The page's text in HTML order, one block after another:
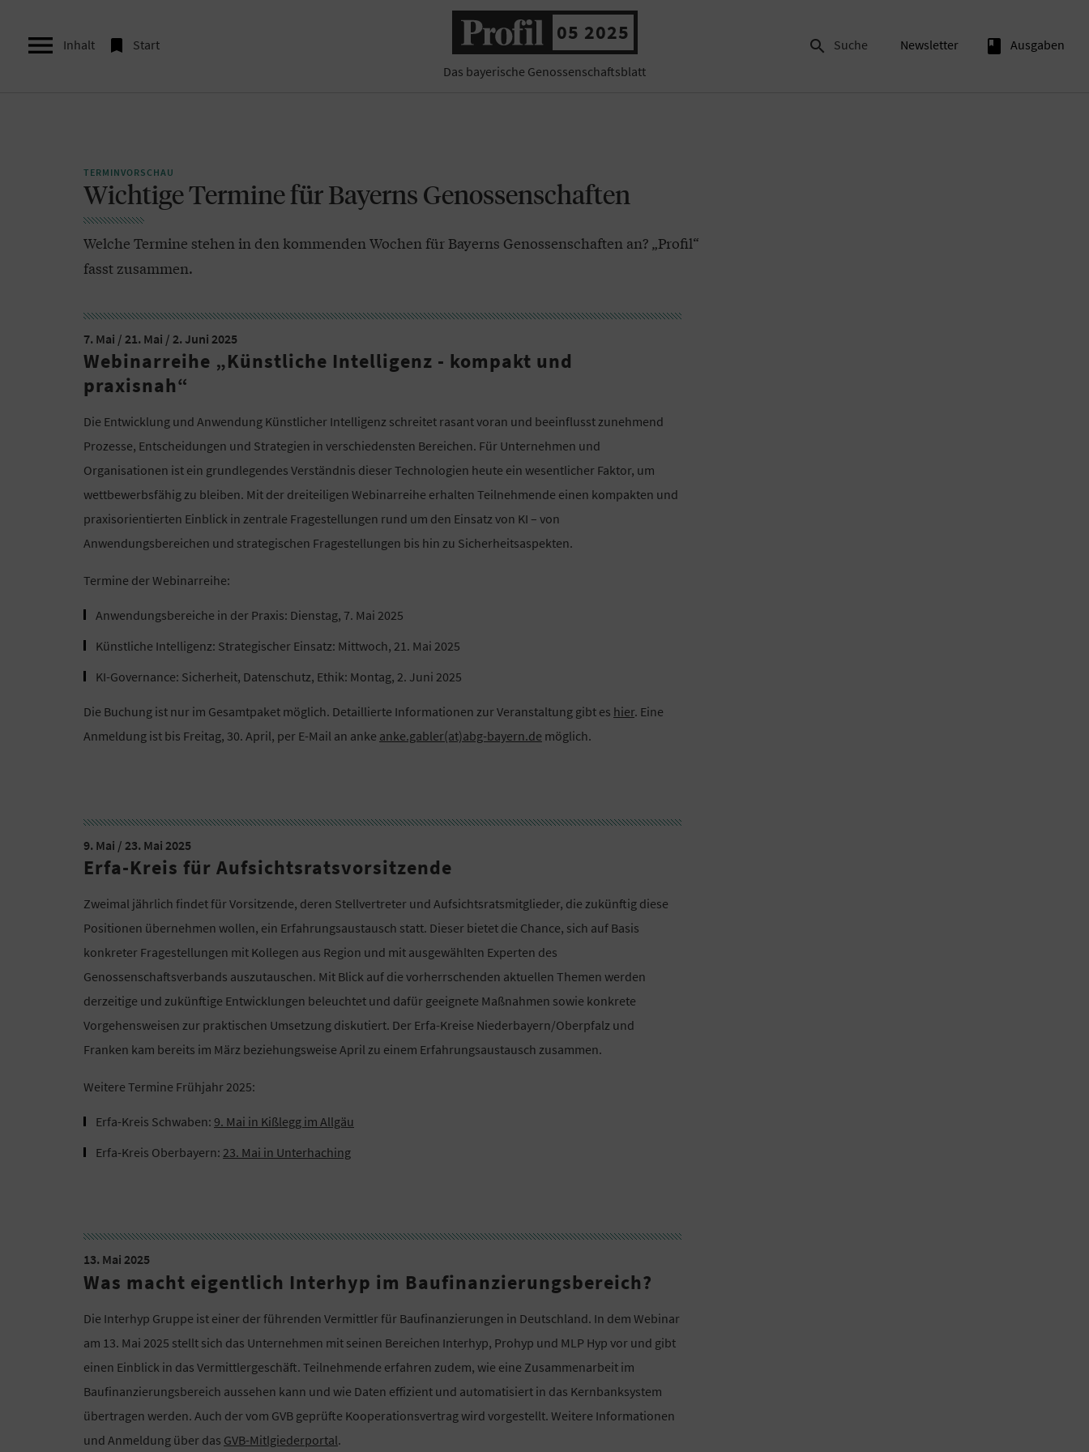
 Inhalt  Start
05 2025
Das bayerische Genossenschaftsblatt
 Suche Newsletter book Ausgaben
TERMINVORSCHAU
Wichtige Termine für Bayerns Genossenschaften
Welche Termine stehen in den kommenden Wochen für Bayerns Genossenschaften an? „Profil“
fasst zusammen.
7. Mai / 21. Mai / 2. Juni 2025
Webinarreihe „Künstliche Intelligenz - kompakt und
praxisnah“
Die Entwicklung und Anwendung Künstlicher Intelligenz schreitet rasant voran und beeinflusst zunehmend
Prozesse, Entscheidungen und Strategien in verschiedensten Bereichen. Für Unternehmen und
Organisationen ist ein grundlegendes Verständnis dieser Technologien heute ein wesentlicher Faktor, um
wettbewerbsfähig zu bleiben. Mit der dreiteiligen Webinarreihe erhalten Teilnehmende einen kompakten und
praxisorientierten Einblick in zentrale Fragestellungen rund um den Einsatz von KI – von
Anwendungsbereichen und strategischen Fragestellungen bis hin zu Sicherheitsaspekten.
Termine der Webinarreihe:
Anwendungsbereiche in der Praxis: Dienstag, 7. Mai 2025
Künstliche Intelligenz: Strategischer Einsatz: Mittwoch, 21. Mai 2025
KI-Governance: Sicherheit, Datenschutz, Ethik: Montag, 2. Juni 2025
Die Buchung ist nur im Gesamtpaket möglich. Detaillierte Informationen zur Veranstaltung gibt es hier. Eine
Anmeldung ist bis Freitag, 30. April, per E-Mail an anke anke.gabler(at)abg-bayern.de möglich.
9. Mai / 23. Mai 2025
Erfa-Kreis für Aufsichtsratsvorsitzende
Zweimal jährlich findet für Vorsitzende, deren Stellvertreter und Aufsichtsratsmitglieder, die zukünftig diese
Positionen übernehmen wollen, ein Erfahrungsaustausch statt. Dieser bietet die Chance, sich auf Basis
konkreter Fragestellungen mit Kollegen aus Region und mit ausgewählten Experten des
Genossenschaftsverbands auszutauschen. Mit Blick auf die vorherrschenden aktuellen Themen werden
derzeitige und zukünftige Entwicklungen beleuchtet und dafür geeignete Maßnahmen sowie konkrete
Vorgehensweisen zur praktischen Umsetzung diskutiert. Der Erfa-Kreise Niederbayern/Oberpfalz und
Franken kam bereits im März beziehungsweise April zu einem Erfahrungsaustausch zusammen.
Weitere Termine Frühjahr 2025:
Erfa-Kreis Schwaben: 9. Mai in Kißlegg im Allgäu
Erfa-Kreis Oberbayern: 23. Mai in Unterhaching
13. Mai 2025
Was macht eigentlich Interhyp im Baufinanzierungsbereich?
Die Interhyp Gruppe ist einer der führenden Vermittler für Baufinanzierungen in Deutschland. In dem Webinar
am 13. Mai 2025 stellt sich das Unternehmen mit seinen Bereichen Interhyp, Prohyp und MLP Hyp vor und gibt
einen Einblick in das Vermittlergeschäft. Teilnehmende erfahren zudem, wie eine Zusammenarbeit im
Baufinanzierungsbereich aussehen kann und wie Daten effizient und automatisiert in das Kernbanksystem
übertragen werden. Auch der vom GVB geprüfte Kooperationsvertrag wird vorgestellt. Weitere Informationen
und Anmeldung über das GVB-Mitlgiederportal.